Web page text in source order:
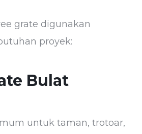
grate digunakan
proyek:
Bulat
untuk taman, trotoar,